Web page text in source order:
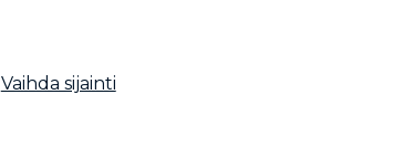
Vaihda sijainti